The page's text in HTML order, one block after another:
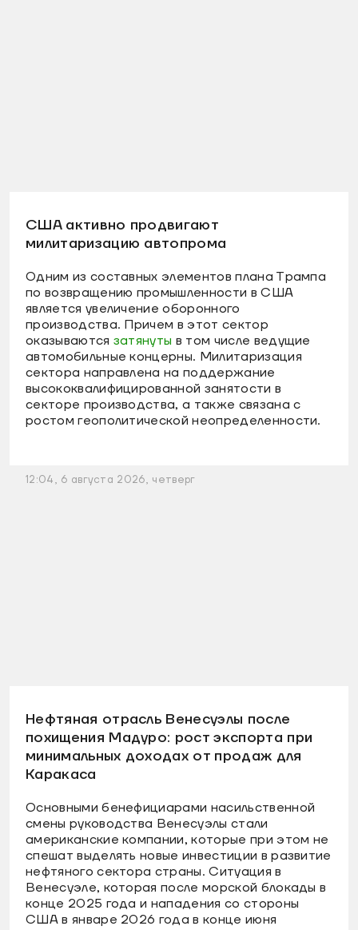
США активно продвигают
милитаризацию автопрома
Одним из составных элементов плана Трампа
по возвращению промышленности в США
является увеличение оборонного
производства. Причем в этот сектор
оказываются затянуты в том числе ведущие
автомобильные концерны. Милитаризация
сектора направлена на поддержание
высококвалифицированной занятости в
секторе производства, а также связана с
ростом геополитической неопределенности.
12:04, 6 августа 2026, четверг
Нефтяная отрасль Венесуэлы после
похищения Мадуро: рост экспорта при
минимальных доходах от продаж для
Каракаса
Основными бенефициарами насильственной
смены руководства Венесуэлы стали
американские компании, которые при этом не
спешат выделять новые инвестиции в развитие
нефтяного сектора страны. Ситуация в
Венесуэле, которая после морской блокады в
конце 2025 года и нападения со стороны
США в январе 2026 года в конце июня